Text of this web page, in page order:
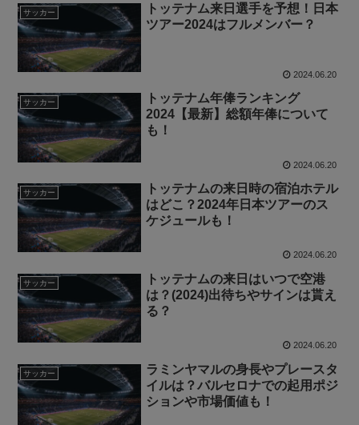
サッカー
トッテナム来日選手を予想！日本
ツアー2024はフルメンバー？
2024.06.20
サッカー
トッテナム年俸ランキング
2024【最新】総額年俸について
も！
2024.06.20
サッカー
トッテナムの来日時の宿泊ホテル
はどこ？2024年日本ツアーのス
ケジュールも！
2024.06.20
サッカー
トッテナムの来日はいつで空港
は？(2024)出待ちやサインは貰え
る？
2024.06.20
サッカー
ラミンヤマルの身長やプレースタ
イルは？バルセロナでの起用ポジ
ションや市場価値も！